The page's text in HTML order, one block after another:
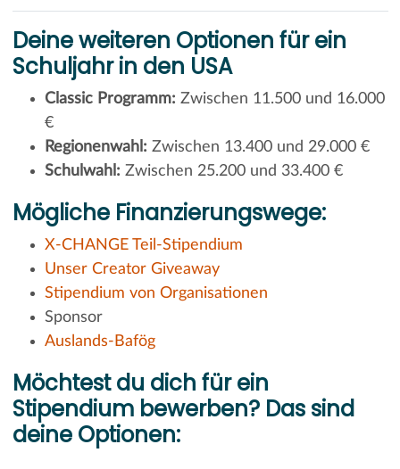
Deine weiteren Optionen für ein
Schuljahr in den USA
Classic Programm: Zwischen 11.500 und 16.000
€
Regionenwahl: Zwischen 13.400 und 29.000 €
Schulwahl: Zwischen 25.200 und 33.400 €
Mögliche Finanzierungswege:
X-CHANGE Teil-Stipendium
Unser Creator Giveaway
Stipendium von Organisationen
Sponsor
Auslands-Bafög
Möchtest du dich für ein
Stipendium bewerben? Das sind
deine Optionen: